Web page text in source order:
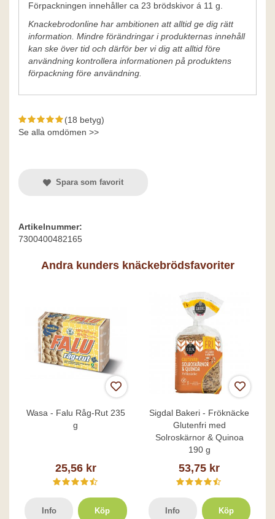
Förpackningen innehåller ca 23 brödskivor á 11 g.
Knackebrodonline har ambitionen att alltid ge dig rätt
information. Mindre förändringar i produkternas innehåll
kan ske över tid och därför ber vi dig att alltid före
användning kontrollera informationen på produktens
förpackning före användning.
(18 betyg)
Se alla omdömen >>
Spara som favorit
Artikelnummer:
7300400482165
Andra kunders knäckebrödsfavoriter
Wasa - Falu Råg-Rut 235
g
25,56 kr
Info Köp
Sigdal Bakeri - Fröknäcke
Glutenfri med
Solroskärnor & Quinoa
190 g
53,75 kr
Info Köp